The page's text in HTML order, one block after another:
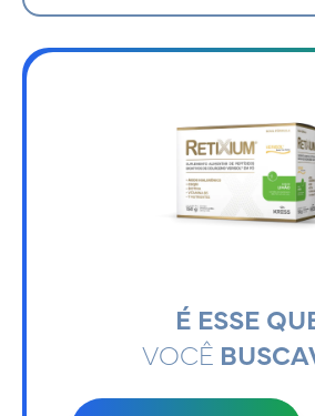
É ESSE
VOCÊ